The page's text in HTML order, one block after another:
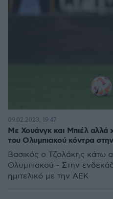
Με Χουάνγκ και Μπιέλ αλλά
του Ολυμπιακού κόντρα
Βασικός ο Τζολάκης κάτω
Ολυμπιακού - Στην
ημιτελικό με την ΑΕΚ
09.02.2023, 19:47